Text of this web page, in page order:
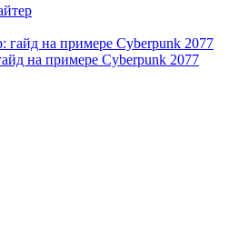
на примере Cyberpunk 2077